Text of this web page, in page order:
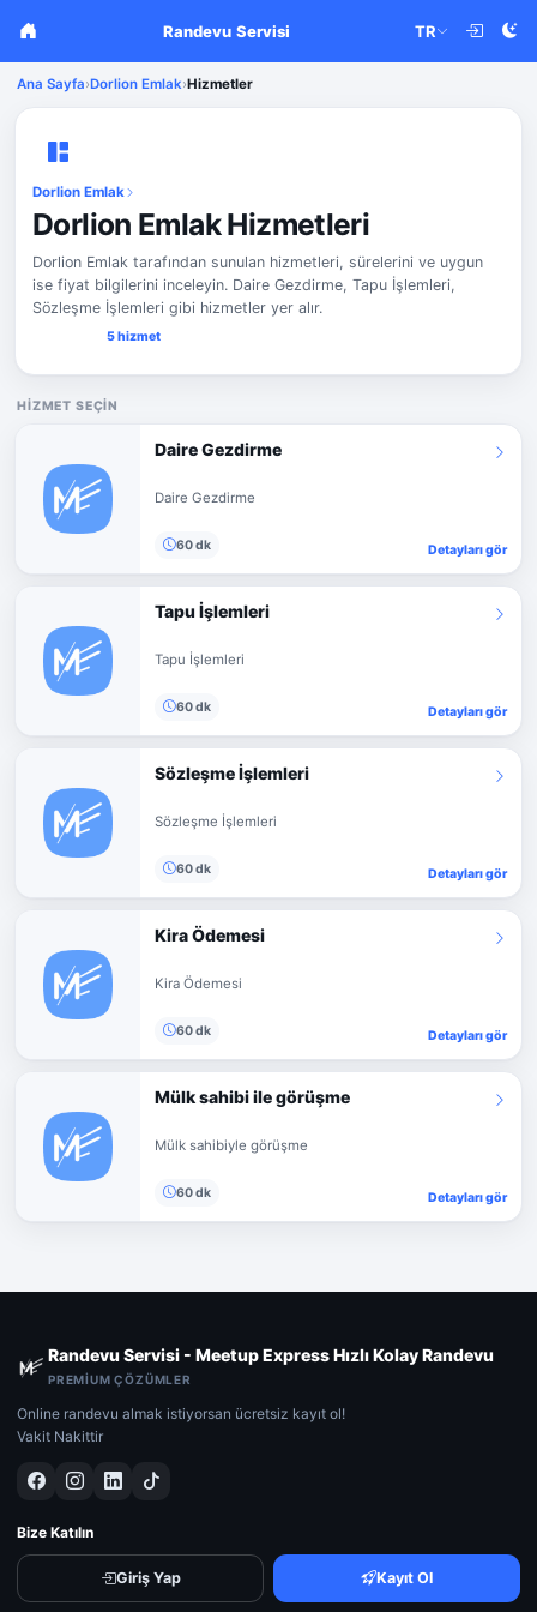
Randevu Servisi TR
Ana Sayfa›Dorlion Emlak›Hizmetler
Dorlion Emlak
Dorlion Emlak Hizmetleri
Dorlion Emlak tarafından sunulan hizmetleri, sürelerini ve uygun
ise fiyat bilgilerini inceleyin. Daire Gezdirme, Tapu İşlemleri,
Sözleşme İşlemleri gibi hizmetler yer alır.
5 hizmet
HIZMET SEÇIN
Daire Gezdirme
Daire Gezdirme
60 dk Detayları gör
Tapu İşlemleri
Tapu İşlemleri
60 dk Detayları gör
Sözleşme İşlemleri
Sözleşme İşlemleri
60 dk Detayları gör
Kira Ödemesi
Kira Ödemesi
60 dk Detayları gör
Mülk sahibi ile görüşme
Mülk sahibiyle görüşme
60 dk Detayları gör
Randevu Servisi - Meetup Express Hızlı Kolay Randevu
PREMIUM ÇÖZÜMLER
Online randevu almak istiyorsan ücretsiz kayıt ol!
Vakit Nakittir
Bize Katılın
Giriş Yap Kayıt Ol